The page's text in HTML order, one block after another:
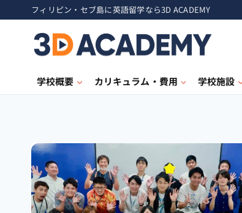
フィリピン・セブ島に英語留学なら3D ACADEMY
学校概要 カリキュラム・費用 学校施設